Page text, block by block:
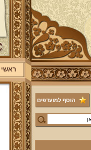
ראשי
הוסף למועדפים